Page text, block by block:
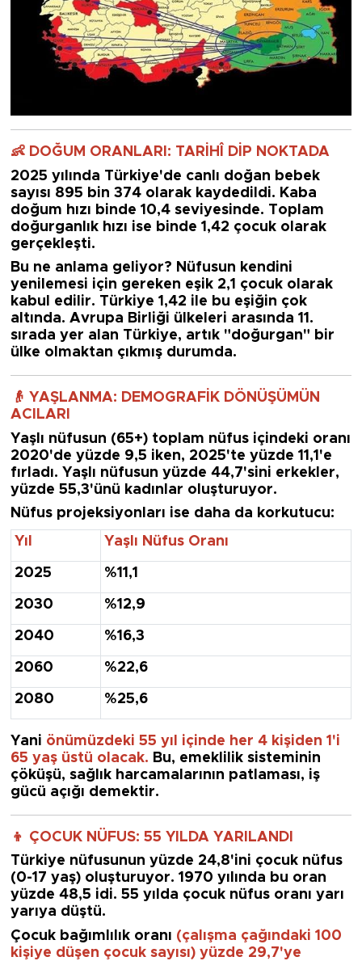
👶 DOĞUM ORANLARI: TARİHÎ DİP NOKTADA
2025 yılında Türkiye'de canlı doğan bebek
sayısı 895 bin 374olarak kaydedildi. Kaba
doğum hızı binde 10,4seviyesinde. Toplam
doğurganlık hızı ise binde 1,42 çocukolarak
gerçekleşti.
Bu ne anlama geliyor? Nüfusun kendini
yenilemesi için gereken eşik 2,1 çocukolarak
kabul edilir. Türkiye 1,42 ile bu eşiğin çok
altında. Avrupa Birliği ülkeleri arasında 11.
sırada yer alan Türkiye, artık "doğurgan" bir
ülke olmaktan çıkmış durumda.
👴 YAŞLANMA: DEMOGRAFİK DÖNÜŞÜMÜN
ACILARI
Yaşlı nüfusun (65+) toplam nüfus içindeki oranı
2020'de yüzde 9,5 iken, 2025'te yüzde 11,1'e
fırladı. Yaşlı nüfusun yüzde 44,7'sini erkekler,
yüzde 55,3'ünü kadınlar oluşturuyor.
Nüfus projeksiyonları ise daha da korkutucu:
Yıl
Yaşlı Nüfus Oranı
2025 %11,1
2030 %12,9
2040 %16,3
2060 %22,6
2080 %25,6
Yani önümüzdeki 55 yıl içinde her 4 kişiden 1'i
65 yaş üstü olacak. Bu, emeklilik sisteminin
çöküşü, sağlık harcamalarının patlaması, iş
gücü açığı demektir.
👦 ÇOCUK NÜFUS: 55 YILDA YARILANDI
Türkiye nüfusunun yüzde 24,8'ini çocuk nüfus
(0-17 yaş) oluşturuyor. 1970 yılında bu oran
yüzde 48,5 idi. 55 yılda çocuk nüfus oranı yarı
yarıya düştü.
Çocuk bağımlılık oranı (çalışma çağındaki 100
kişiye düşen çocuk sayısı) yüzde 29,7'ye